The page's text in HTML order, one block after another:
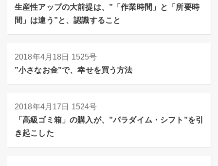
生産性アップの大前提は、”「作業時間」と「所要時
間」は違う”と、認識すること
2018年4月18日 1525号
”小さなお金”で、幸せを買う方法
2018年4月17日 1524号
「高級ゴミ箱」の購入が、”パラダイム・シフト”を引
き起こした